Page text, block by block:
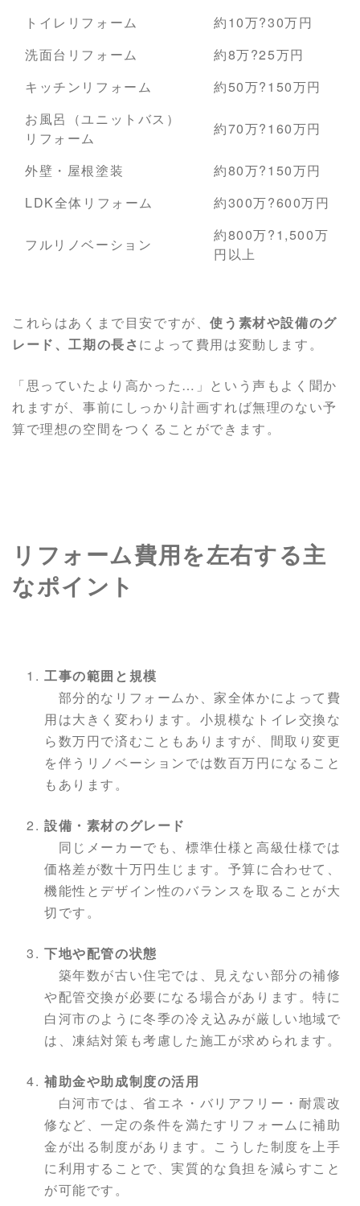
トイレリフォーム
約10万?30万円
洗面台リフォーム
約8万?25万円
キッチンリフォーム
約50万?150万円
お風呂（ユニットバス）
リフォーム
約70万?160万円
外壁・屋根塗装
約80万?150万円
LDK全体リフォーム
約300万?600万円
フルリノベーション
約800万?1,500万
円以上
これらはあくまで目安ですが、使う素材や設備のグ
レード、工期の長さによって費用は変動します。
「思っていたより高かった…」という声もよく聞か
れますが、事前にしっかり計画すれば無理のない予
算で理想の空間をつくることができます。
リフォーム費用を左右する主
なポイント
工事の範囲と規模
部分的なリフォームか、家全体かによって費
用は大きく変わります。小規模なトイレ交換な
ら数万円で済むこともありますが、間取り変更
を伴うリノベーションでは数百万円になること
もあります。
設備・素材のグレード
同じメーカーでも、標準仕様と高級仕様では
価格差が数十万円生じます。予算に合わせて、
機能性とデザイン性のバランスを取ることが大
切です。
下地や配管の状態
築年数が古い住宅では、見えない部分の補修
や配管交換が必要になる場合があります。特に
白河市のように冬季の冷え込みが厳しい地域で
は、凍結対策も考慮した施工が求められます。
補助金や助成制度の活用
白河市では、省エネ・バリアフリー・耐震改
修など、一定の条件を満たすリフォームに補助
金が出る制度があります。こうした制度を上手
に利用することで、実質的な負担を減らすこと
が可能です。